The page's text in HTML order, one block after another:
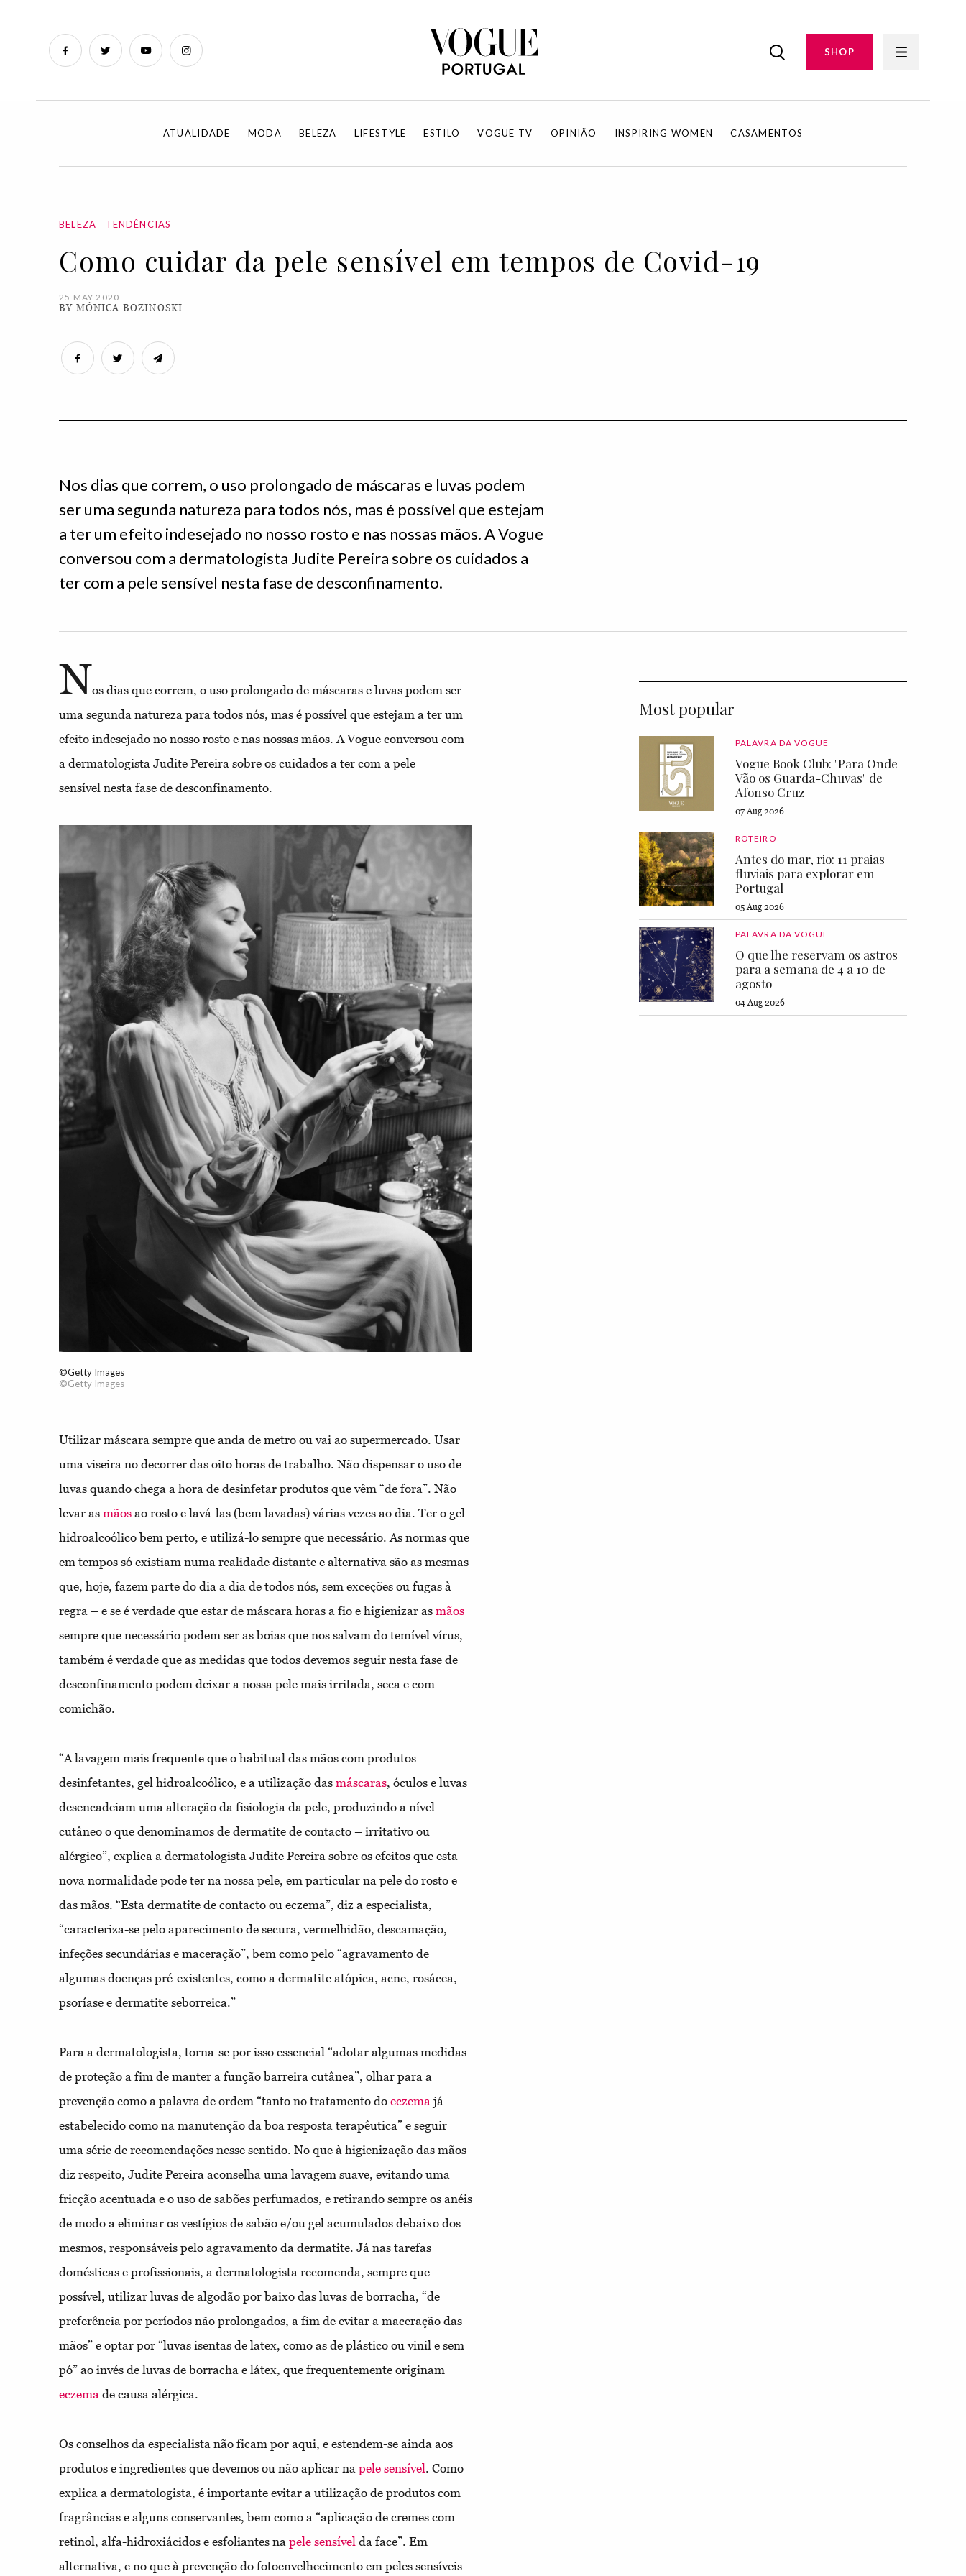
SHOP
ATUALIDADE MODA BELEZA LIFESTYLE ESTILO VOGUE TV OPINIÃO INSPIRING WOMEN CASAMENTOS
BELEZA TENDÊNCIAS
Como cuidar da pele sensível em tempos de Covid-19
25 MAY 2020
BY MÓNICA BOZINOSKI
Nos dias que correm, o uso prolongado de máscaras e luvas podem
ser uma segunda natureza para todos nós, mas é possível que estejam
a ter um efeito indesejado no nosso rosto e nas nossas mãos. A Vogue
conversou com a dermatologista Judite Pereira sobre os cuidados a
ter com a pele sensível nesta fase de desconfinamento.
Nos dias que correm, o uso prolongado de máscaras e luvas podem ser
uma segunda natureza para todos nós, mas é possível que estejam a ter um
efeito indesejado no nosso rosto e nas nossas mãos. A Vogue conversou com
a dermatologista Judite Pereira sobre os cuidados a ter com a pele
sensível nesta fase de desconfinamento.
©Getty Images
©Getty Images
Utilizar máscara sempre que anda de metro ou vai ao supermercado. Usar
uma viseira no decorrer das oito horas de trabalho. Não dispensar o uso de
luvas quando chega a hora de desinfetar produtos que vêm “de fora”. Não
levar as mãos ao rosto e lavá-las (bem lavadas) várias vezes ao dia. Ter o gel
hidroalcoólico bem perto, e utilizá-lo sempre que necessário. As normas que
em tempos só existiam numa realidade distante e alternativa são as mesmas
que, hoje, fazem parte do dia a dia de todos nós, sem exceções ou fugas à
regra – e se é verdade que estar de máscara horas a fio e higienizar as mãos
sempre que necessário podem ser as boias que nos salvam do temível vírus,
também é verdade que as medidas que todos devemos seguir nesta fase de
desconfinamento podem deixar a nossa pele mais irritada, seca e com
comichão.
“A lavagem mais frequente que o habitual das mãos com produtos
desinfetantes, gel hidroalcoólico, e a utilização das máscaras, óculos e luvas
desencadeiam uma alteração da fisiologia da pele, produzindo a nível
cutâneo o que denominamos de dermatite de contacto – irritativo ou
alérgico”, explica a dermatologista Judite Pereira sobre os efeitos que esta
nova normalidade pode ter na nossa pele, em particular na pele do rosto e
das mãos. “Esta dermatite de contacto ou eczema”, diz a especialista,
“caracteriza-se pelo aparecimento de secura, vermelhidão, descamação,
infeções secundárias e maceração”, bem como pelo “agravamento de
algumas doenças pré-existentes, como a dermatite atópica, acne, rosácea,
psoríase e dermatite seborreica.”
Para a dermatologista, torna-se por isso essencial “adotar algumas medidas
de proteção a fim de manter a função barreira cutânea”, olhar para a
prevenção como a palavra de ordem “tanto no tratamento do eczema já
estabelecido como na manutenção da boa resposta terapêutica” e seguir
uma série de recomendações nesse sentido. No que à higienização das mãos
diz respeito, Judite Pereira aconselha uma lavagem suave, evitando uma
fricção acentuada e o uso de sabões perfumados, e retirando sempre os anéis
de modo a eliminar os vestígios de sabão e/ou gel acumulados debaixo dos
mesmos, responsáveis pelo agravamento da dermatite. Já nas tarefas
domésticas e profissionais, a dermatologista recomenda, sempre que
possível, utilizar luvas de algodão por baixo das luvas de borracha, “de
preferência por períodos não prolongados, a fim de evitar a maceração das
mãos” e optar por “luvas isentas de latex, como as de plástico ou vinil e sem
pó” ao invés de luvas de borracha e látex, que frequentemente originam
eczema de causa alérgica.
Os conselhos da especialista não ficam por aqui, e estendem-se ainda aos
produtos e ingredientes que devemos ou não aplicar na pele sensível. Como
explica a dermatologista, é importante evitar a utilização de produtos com
fragrâncias e alguns conservantes, bem como a “aplicação de cremes com
retinol, alfa-hidroxiácidos e esfoliantes na pele sensível da face”. Em
alternativa, e no que à prevenção do fotoenvelhecimento em peles sensíveis
Most popular
PALAVRA DA VOGUE
Vogue Book Club: "Para Onde
Vão os Guarda-Chuvas" de
Afonso Cruz
07 Aug 2026
ROTEIRO
Antes do mar, rio: 11 praias
fluviais para explorar em
Portugal
05 Aug 2026
PALAVRA DA VOGUE
O que lhe reservam os astros
para a semana de 4 a 10 de
agosto
04 Aug 2026